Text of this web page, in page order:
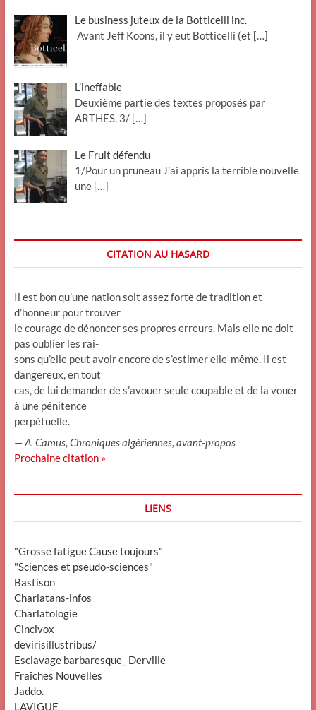
Le business juteux de la Botticelli inc.
Avant Jeff Koons, il y eut Botticelli (et […]
L’ineffable
Deuxième partie des textes proposés par
ARTHES. 3/ […]
Le Fruit défendu
1/Pour un pruneau J’ai appris la terrible nouvelle
une […]
CITATION AU HASARD
Il est bon qu’une nation soit assez forte de tradition et
d’honneur pour trouver
le courage de dénoncer ses propres erreurs. Mais elle ne doit
pas oublier les rai-
sons qu’elle peut avoir encore de s’estimer elle-même. Il est
dangereux, en tout
cas, de lui demander de s’avouer seule coupable et de la vouer
à une pénitence
perpétuelle.
—A. Camus,Chroniques algériennes, avant-propos
Prochaine citation »
LIENS
"Grosse fatigue Cause toujours"
"Sciences et pseudo-sciences"
Bastison
Charlatans-infos
Charlatologie
Cincivox
devirisillustribus/
Esclavage barbaresque_ Derville
Fraîches Nouvelles
Jaddo.
LAVIGUE